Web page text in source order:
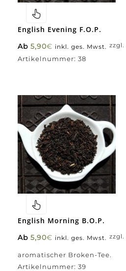
English Evening F.O.P.
Ab 5,90€ inkl. ges. Mwst. zzgl.
Artikelnummer: 38
English Morning B.O.P.
Ab 5,90€ inkl. ges. Mwst.
aromatischer Broken-Tee.
zzgl.
Artikelnummer: 39